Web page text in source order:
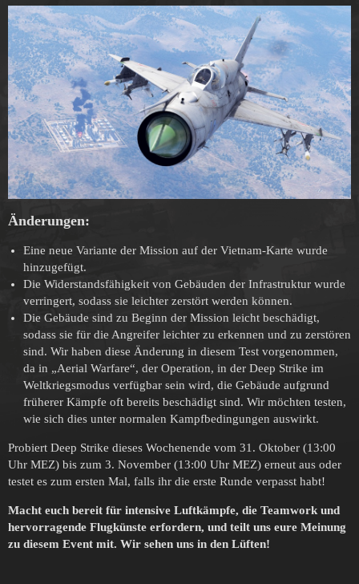
Änderungen:
Eine neue Variante der Mission auf der Vietnam-Karte wurde
hinzugefügt.
Die Widerstandsfähigkeit von Gebäuden der Infrastruktur wurde
verringert, sodass sie leichter zerstört werden können.
Die Gebäude sind zu Beginn der Mission leicht beschädigt,
sodass sie für die Angreifer leichter zu erkennen und zu zerstören
sind. Wir haben diese Änderung in diesem Test vorgenommen,
da in „Aerial Warfare“, der Operation, in der Deep Strike im
Weltkriegsmodus verfügbar sein wird, die Gebäude aufgrund
früherer Kämpfe oft bereits beschädigt sind. Wir möchten testen,
wie sich dies unter normalen Kampfbedingungen auswirkt.
Probiert Deep Strike dieses Wochenende vom 31. Oktober (13:00
Uhr MEZ) bis zum 3. November (13:00 Uhr MEZ) erneut aus oder
testet es zum ersten Mal, falls ihr die erste Runde verpasst habt!
Macht euch bereit für intensive Luftkämpfe, die Teamwork und
hervorragende Flugkünste erfordern, und teilt uns eure Meinung
zu diesem Event mit. Wir sehen uns in den Lüften!